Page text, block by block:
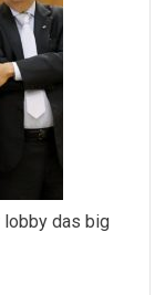
lobby das big